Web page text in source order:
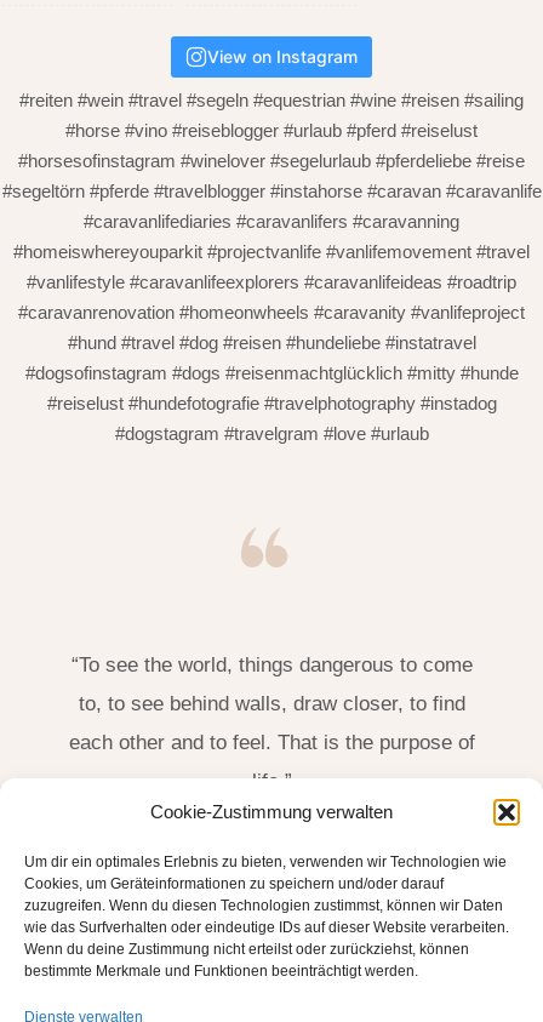
Cookie-Zustimmung verwalten
Um dir ein optimales Erlebnis zu bieten, verwenden wir Technologien wie
Cookies, um Geräteinformationen zu speichern und/oder darauf
zuzugreifen. Wenn du diesen Technologien zustimmst, können wir Daten
wie das Surfverhalten oder eindeutige IDs auf dieser Website verarbeiten.
Wenn du deine Zustimmung nicht erteilst oder zurückziehst, können
bestimmte Merkmale und Funktionen beeinträchtigt werden.
Dienste verwalten
View on Instagram
#reiten #wein #travel #segeln #equestrian #wine #reisen #sailing
#horse #vino #reiseblogger #urlaub #pferd #reiselust
#horsesofinstagram #winelover #segelurlaub #pferdeliebe #reise
#segeltörn #pferde #travelblogger #instahorse #caravan #caravanlife
#caravanlifediaries #caravanlifers #caravanning
#homeiswhereyouparkit #projectvanlife #vanlifemovement #travel
#vanlifestyle #caravanlifeexplorers #caravanlifeideas #roadtrip
#caravanrenovation #homeonwheels #caravanity #vanlifeproject
#hund #travel #dog #reisen #hundeliebe #instatravel
#dogsofinstagram #dogs #reisenmachtglücklich #mitty #hunde
#reiselust #hundefotografie #travelphotography #instadog
#dogstagram #travelgram #love #urlaub
“To see the world, things dangerous to come
to, to see behind walls, draw closer, to find
each other and to feel. That is the purpose of
life.”
(1894-1961)